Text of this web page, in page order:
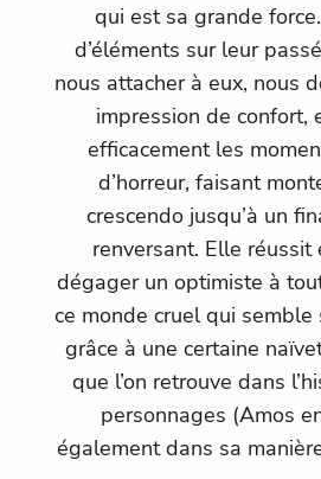
qui est sa grande
d’éléments sur leur
nous attacher à eux, nous
impression de confort,
efficacement les
d’horreur, faisant
crescendo jusqu’à un
renversant. Elle réussit
dégager un optimiste à
ce monde cruel qui semble
grâce à une certaine
que l’on retrouve dans
personnages (Amos
également dans sa